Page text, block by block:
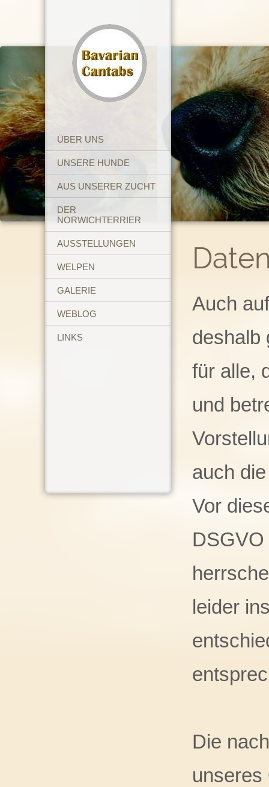
ÜBER UNS
UNSERE HUNDE
AUS UNSERER ZUCHT
DER
NORWICHTERRIER
AUSSTELLUNGEN
WELPEN
GALERIE
WEBLOG
LINKS
Auch
deshalb
für alle,
und
auch
Vor
leider
Die